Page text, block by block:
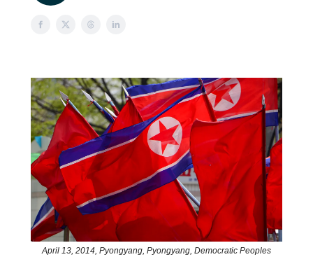
April 13, 2014, Pyongyang, Pyongyang, Democratic Peoples